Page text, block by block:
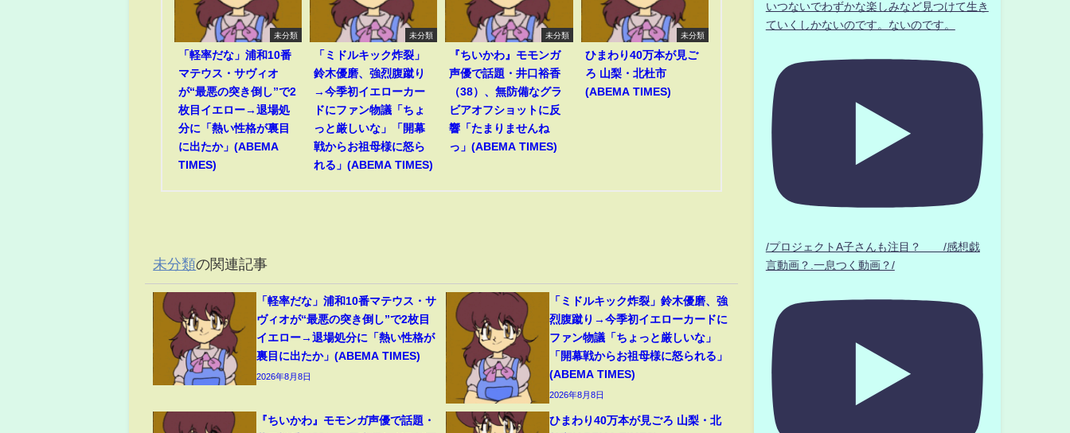
未分類
「軽率だな」浦和10番
マテウス・サヴィオ
が“最悪の突き倒し”で2
枚目イエロー→退場処
分に「熱い性格が裏目
に出たか」(ABEMA
TIMES)
未分類
「ミドルキック炸裂」
鈴木優磨、強烈腹蹴り
→今季初イエローカー
ドにファン物議「ちょ
っと厳しいな」「開幕
戦からお祖母様に怒ら
れる」(ABEMA TIMES)
未分類
『ちいかわ』モモンガ
声優で話題・井口裕香
（38）、無防備なグラ
ビアオフショットに反
響「たまりませんね
っ」(ABEMA TIMES)
未分類
ひまわり40万本が見ご
ろ 山梨・北杜市
(ABEMA TIMES)
未分類の関連記事
「軽率だな」浦和10番マテウス・サ
ヴィオが“最悪の突き倒し”で2枚目
イエロー→退場処分に「熱い性格が
裏目に出たか」(ABEMA TIMES)
2026年8月8日
「ミドルキック炸裂」鈴木優磨、強
烈腹蹴り→今季初イエローカードに
ファン物議「ちょっと厳しいな」
「開幕戦からお祖母様に怒られる」
(ABEMA TIMES)
2026年8月8日
『ちいかわ』モモンガ声優で話題・
ひまわり40万本が見ごろ 山梨・北
いつないでわずかな楽しみなど見つけて生き
ていくしかないのです。ないのです。
/プロジェクトA子さんも注目？ /感想戯
言動画？.一息つく動画？/